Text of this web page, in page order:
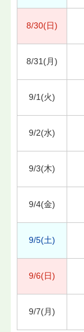
8/30(日)
8/31(月)
9/1(火)
9/2(水)
9/3(木)
9/4(金)
9/5(土)
9/6(日)
9/7(月)